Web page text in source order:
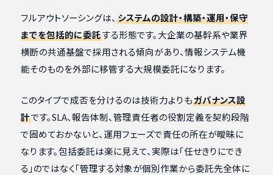
フルアウトソーシングは、 システムの設計・構築・運用・保守
までを包括的に委託する形態です。大企業の基幹系や業界
横断の共通基盤で採用される傾向があり、情報システム機
能そのものを外部に移管する大規模委託になります。
このタイプで成否を分けるのは技術力よりもガバナンス設
計です。SLA、報告体制、管理責任者の役割定義を契約段階
で固めておかないと、運用フェーズで責任の所在が曖昧に
なります。包括委託は楽に見えて、実際は「任せきりにでき
る」のではなく「管理する対象が個別作業から委託先全体に